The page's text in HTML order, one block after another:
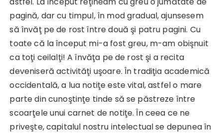
pagină, dar cu timpul, în mod gradual, ajunsesem
să învăţ pe de rost între două şi patru pagini. Cu
toate că la început mi-a fost greu, m-am obişnuit
ca toţi ceilalţi! A învăţa pe de rost şi a recita
deveniseră activităţi uşoare. În tradiţia academică
occidentală, a lua notiţe este vital, astfel o mare
parte din cunoştinţe tinde să se păstreze între
scoarţele unui carnet de notiţe. În ceea ce ne
priveşte, capitalul nostru intelectual se depunea în